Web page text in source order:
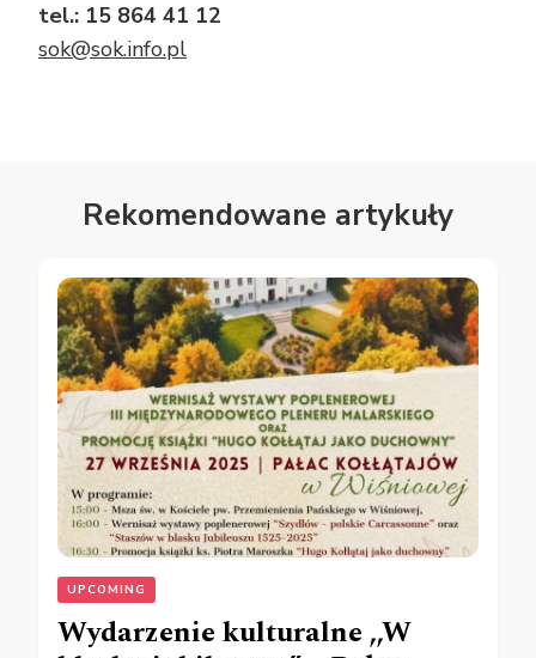
tel.: 15 864 41 12
sok@sok.info.pl
Rekomendowane artykuły
UPCOMING
Wydarzenie kulturalne ,,W